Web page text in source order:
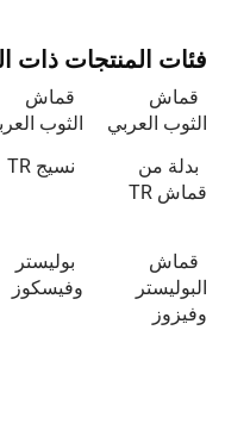
فئات المنتجات ذات
قماش
الثوب العربي
قماش
الثوب
بدلة من
قماش TR
نسيج TR
قماش
البوليستر
وفيزوز
بوليستر
وفيسكوز